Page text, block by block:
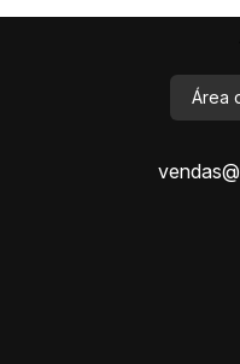
Área